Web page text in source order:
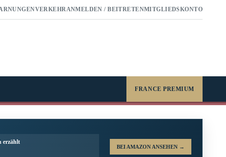
VERKEHRANMELDEN / BEITRETENMITGLIEDSKONTO
FRANCE PREMIUM
erzählt
BEI AMAZON ANSEHEN →